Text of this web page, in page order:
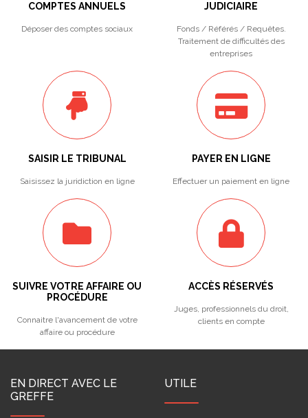
COMPTES ANNUELS
Déposer des comptes sociaux
JUDICIAIRE
Fonds / Référés / Requêtes.
Traitement de difficultés des
entreprises
SAISIR LE TRIBUNAL
Saisissez la juridiction en ligne
PAYER EN LIGNE
Effectuer un paiement en ligne
SUIVRE VOTRE AFFAIRE OU
PROCÉDURE
Connaitre l'avancement de votre
affaire ou procédure
ACCÈS RÉSERVÉS
Juges, professionnels du droit,
clients en compte
EN DIRECT AVEC LE
GREFFE
UTILE